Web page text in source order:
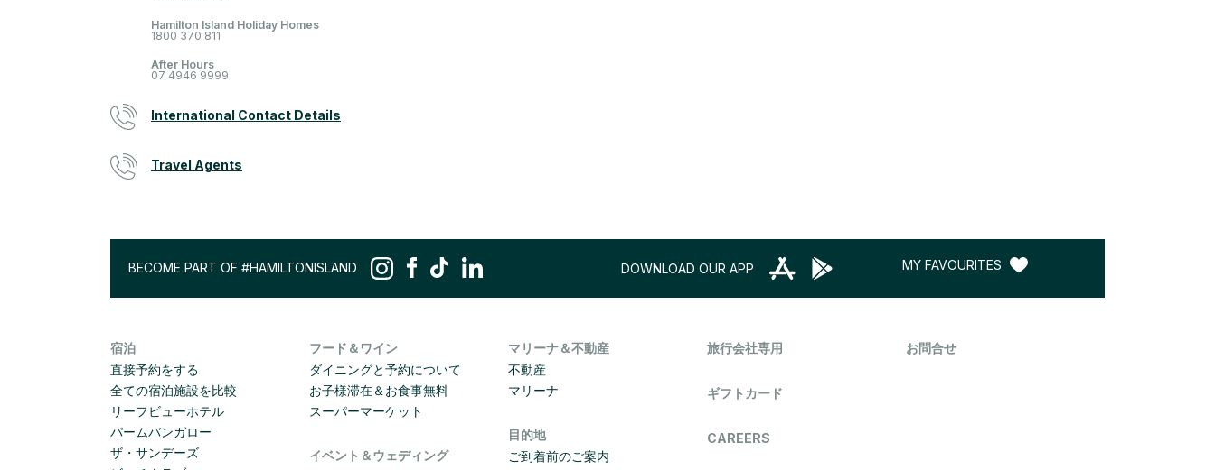
Hamilton Island Holiday Homes
1800 370 811
After Hours
07 4946 9999
International Contact Details
Travel Agents
BECOME PART OF #HAMILTONISLAND DOWNLOAD OUR APP MY FAVOURITES
宿泊
直接予約をする
全ての宿泊施設を比較
リーフビューホテル
パームバンガロー
ザ・サンデーズ
フード＆ワイン
ダイニングと予約について
お子様滞在＆お食事無料
スーパーマーケット
イベント＆ウェディング
マリーナ＆不動産
不動産
マリーナ
目的地
ご到着前のご案内
旅行会社専用
ギフトカード
CAREERS
お問合せ